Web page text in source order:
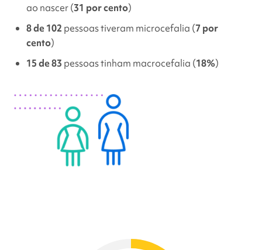
ao nascer (31 por cento)
8 de 102 pessoas tiveram microcefalia (7 por
cento)
15 de 83 pessoas tinham macrocefalia (18%)